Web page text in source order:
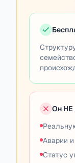
Он НЕ
Аварии
Статус